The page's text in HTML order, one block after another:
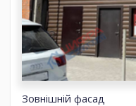
Зовнішній фасад